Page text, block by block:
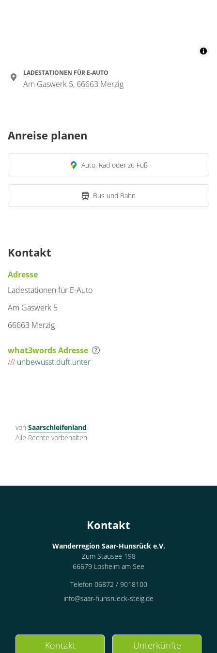
LADESTATIONEN FÜR E-AUTO
Am Gaswerk 5, 66663 Merzig
Anreise planen
Auto, Rad oder zu Fuß
Bus und Bahn
Kontakt
Adresse
Ladestationen für E-Auto
Am Gaswerk 5
66663 Merzig
what3words Adresse
/// unbewusst.duft.unter
von Saarschleifenland
Alle Rechte vorbehalten
Kontakt
Wanderregion Saar-Hunsrück e.V.
Zum Stausee 198
66679 Losheim am See
Telefon 06872 / 9018100
info@saar-hunsrueck-steig.de
Kontakt Unterkünfte